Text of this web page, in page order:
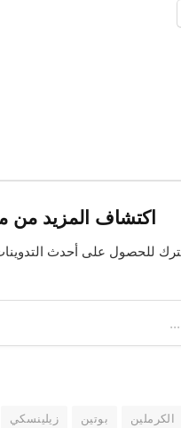
اكتشاف المزيد من
للحصول على أحدث
الكرملين بوتين زيلينسكي